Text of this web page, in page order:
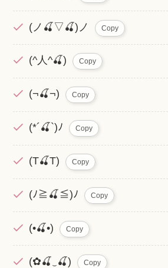
(ノ🍒▽🍒)ノ Copy
(^人^🍒) Copy
(¬🍒¬) Copy
(*´🍒`)ﾉ Copy
(T🍒T) Copy
(ﾉ≧🍒≦)ﾉ Copy
(•🍒•) Copy
(✿🍒‿🍒) Copy